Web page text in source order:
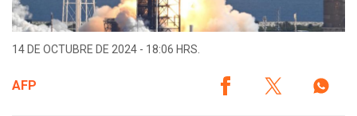
14 DE OCTUBRE DE 2024 - 18:06 HRS.
AFP